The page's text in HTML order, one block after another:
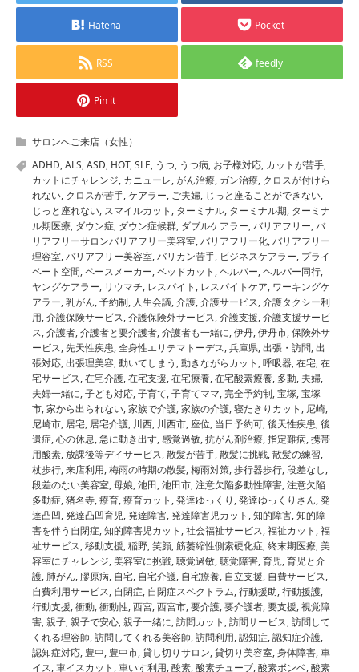
Hatena Pocket
RSS feedly
Pin it
サロンへご来店（女性）
ADHD,ALS,ASD, HOT,SLE, うつ, うつ病, お子様対応, カットが苦手,
カットにチャレンジ, カニューレ,がん治療, ガン治療, クロスが付けら
れない, クロスが苦手,ケアラー, ご夫婦, じっと座ることができない,
じっと座れない, スマイルカット , ターミナル, ターミナル期, ターミナ
ル期医療, ダウン症, ダウン症候群, ダブルケアラー,バリアフリー,バ
リアフリーサロンバリアフリー美容室,バリアフリー化,バリアフリー
理容室,バリアフリー美容室,バリカン苦手, ビジネスケアラー, プライ
ベート空間,ペースメーカー,ベッドカット ,ヘルパー,ヘルパー同行,
ヤングケアラー, リウマチ, レスパイト , レスパイトケア, ワーキングケ
アラー,乳がん,予約制, 人生会議,介護,介護サービス,介護タクシー利
用,介護保険サービス,介護保険外サービス,介護支援,介護支援サービ
ス,介護者,介護者と要介護者,介護者も一緒に,伊丹,伊丹市,保険外サ
ービス, 先天性疾患,全身性エリテマトーデス,兵庫県,出張・訪問,出
張対応,出張理美容,動いてしまう ,動きながらカット ,呼吸器,在宅,在
宅サービス,在宅介護,在宅支援,在宅療養,在宅酸素療養, 多動, 夫婦,
夫婦一緒に,子ども対応,子育て,子育てママ,完全予約制,宝塚,宝塚
市,家から出られない,家族で介護,家族の介護,寝たきりカット , 尼崎,
尼崎市, 居宅, 居宅介護, 川西, 川西市, 座位, 当日予約可,後天性疾患,後
遺症,心の休息,急に動き出す,感覚過敏,抗がん剤治療,指定難病,携帯
用酸素,放課後等デイサービス,散髪が苦手,散髪に挑戦,散髪の練習,
杖歩行,来店利用,梅雨の時期の散髪,梅雨対策,歩行器歩行,段差なし,
段差のない美容室,母娘,池田,池田市,注意欠陥多動性障害,注意欠陥
多動症,猪名寺,療育,療育カット ,発達ゆっくり ,発達ゆっくりさん,発
達凸凹,発達凸凹育児,発達障害,発達障害児カット ,知的障害,知的障
害を伴う自閉症,知的障害児カット ,社会福祉サービス,福祉カット ,福
祉サービス,移動支援,稲野,笑顔,筋萎縮性側索硬化症,終末期医療,美
容室にチャレンジ,美容室に挑戦,聴覚過敏,聴覚障害,育児,育児と介
護, 肺がん, 膠原病, 自宅, 自宅介護, 自宅療養, 自立支援, 自費サービス,
自費利用サービス, 自閉症, 自閉症スペクトラム,行動援助,行動援護,
行動支援,衝動,衝動性,西宮,西宮市,要介護,要介護者,要支援,視覚障
害,親子,親子で安心,親子一緒に,訪問カット ,訪問サービス,訪問して
くれる理容師,訪問してくれる美容師,訪問利用,認知症,認知症介護,
認知症対応, 豊中, 豊中市,貸し切りサロン,貸切り美容室,身体障害,車
イス,車イスカット ,車いす利用,酸素,酸素チューブ,酸素ボンベ,酸素